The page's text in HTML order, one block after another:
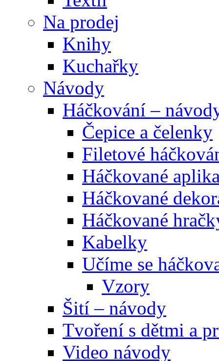
Na prodej
Knihy
Kuchařky
Návody
Háčkování –
Čepice a čelenky
Filetové
Háčkované
Háčkované
Háčkované
Kabelky
Učíme se
Vzory
Šití – návody
Tvoření s dětmi a
Video návody